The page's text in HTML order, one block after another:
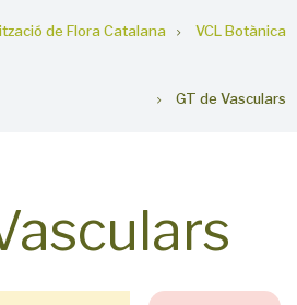
de Flora Catalana VCL Botànica
GT de Vasculars